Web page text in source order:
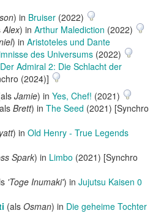
) in Bruiser (2022)
Alex) in Arthur Malediction (2022)
) in Aristoteles und Dante
des Universums (2022)
Der Admiral 2: Die Schlacht der
(2024)]
Jamie) in Yes, Chef! (2021)
Brett) in The Seed (2021) [Synchro
) in Old Henry - True Legends
Spark) in Limbo (2021) [Synchro
'Toge Inumaki') in Jujutsu Kaisen 0
(als Osman) in Die geheime Tochter